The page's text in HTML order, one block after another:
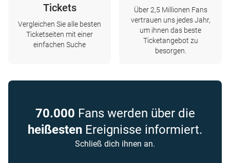
Tickets
Vergleichen Sie alle besten
Ticketseiten mit einer
einfachen Suche
Über 2,5 Millionen Fans
vertrauen uns jedes Jahr,
um ihnen das beste
Ticketangebot zu
besorgen.
70.000 Fans werden über die
heißesten Ereignisse informiert.
Schließ dich ihnen an.